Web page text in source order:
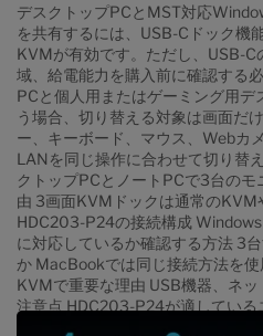
デスクトップPCとMST対応
を共有するには、USB-Cドック機
KVMが有効です。ただし、USB-
域、給電能力を購入前に確認する
PCと個人用またはゲーミング用
う場合、切り替える対象は画面だ
ー、キーボード、マウス、Webカ
LANを同じ操作に合わせて切り替
クトップPCとノートPCで3台の
由 3画面KVMドックは通常のKVM
HDC203-P24の接続構成
に対応しているか確認する方法 3
か MacBookでは同じ接続方法を
KVMで重要な理由 USB機器、ネ
注意点 HDC203-P24が適してい